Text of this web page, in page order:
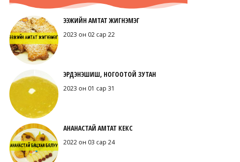
ЭЭЖИЙН АМТАТ ЖИГНЭМЭГ
2023 он 02 сар 22
ЭРДЭНЭШИШ, НОГООТОЙ ЗУТАН
2023 он 01 сар 31
АНАНАСТАЙ АМТАТ КЕКС
2022 он 03 сар 24